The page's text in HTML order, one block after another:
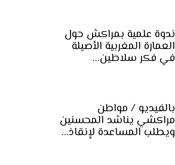
ندوة علمية بمراكش حول
العمارة المغربية الأصيلة
في فكر سلاطين…
بالفيديو / مواطن
مراكشي يناشد المحسنين
ويطلب المساعدة لإنقاذ…